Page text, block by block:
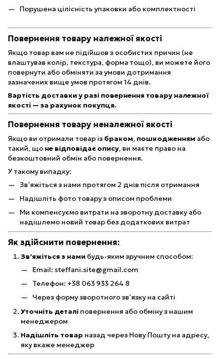
Порушена цілісність упаковки або комплектності
Повернення товару належної якості
Якщо товар вам не підійшов з особистих причин (не
влаштував колір, текстура, форма тощо), ви можете його
повернути або обміняти за умови дотримання
зазначених вище умов протягом 14 днів.
Вартість доставки у разі повернення товару належної
якості — за рахунок покупця.
Повернення товару неналежної якості
Якщо ви отримали товар із браком, пошкодженням або
такий, що не відповідає опису, ви маєте право на
безкоштовний обмін або повернення.
У такому випадку:
Зв’яжіться з нами протягом 2 днів після отримання
Надішліть фото товару з описом проблеми
Ми компенсуємо витрати на зворотну доставку або
надішлемо новий товар без додаткових витрат
Як здійснити повернення:
Зв’яжіться з нами будь-яким зручним способом:
Email: steffani.site@gmail.com
Телефон: +38 063 933 264 8
Через форму зворотного зв’язку на сайті
Уточніть деталі повернення або обміну з нашим
менеджером
Надішліть товар назад через Нову Пошту на адресу,
яку вкаже менеджер